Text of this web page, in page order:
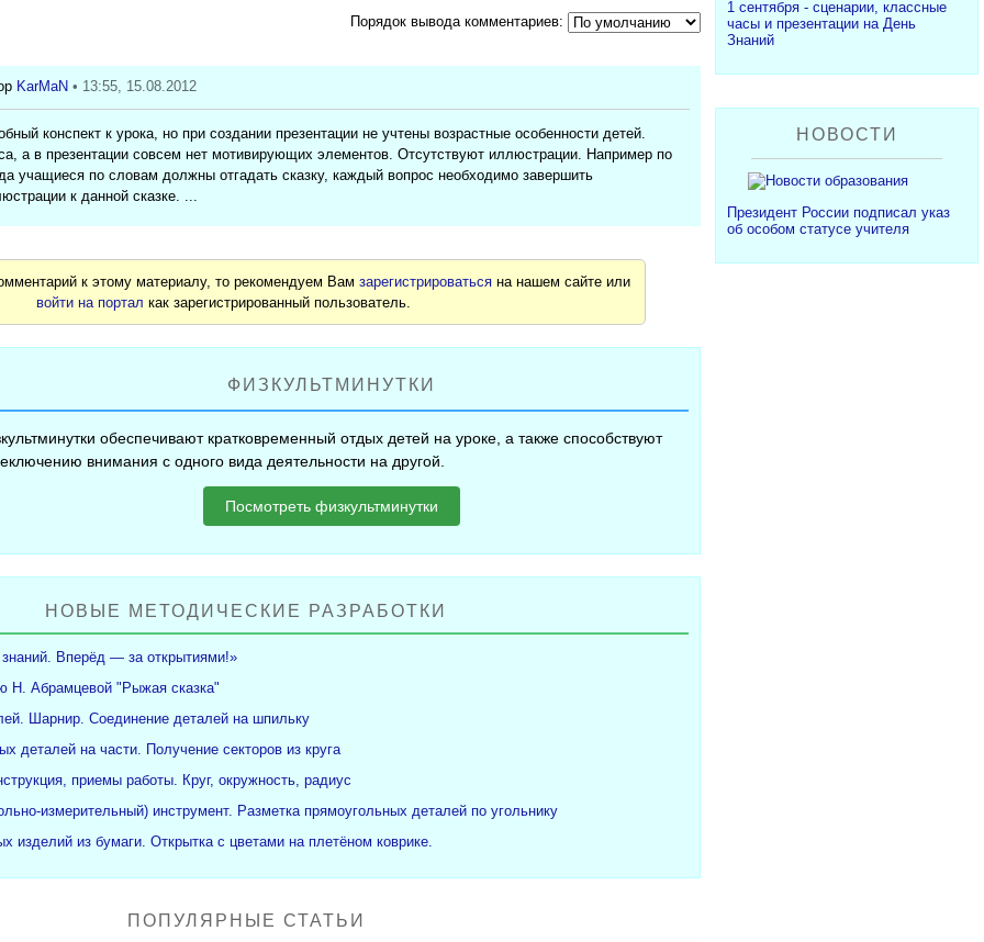
Порядок вывода комментариев:
KarMaN • 13:55, 15.08.2012
конспект к урока, но при создании презентации не учтены возрастные особенности детей.
а в презентации совсем нет мотивирующих элементов. Отсутствуют иллюстрации. Например по
учащиеся по словам должны отгадать сказку, каждый вопрос необходимо завершить
к данной сказке. ...
к этому материалу, то рекомендуем Вамзарегистрироваться на нашем сайте или
войти на портал как зарегистрированный пользователь.
ФИЗКУЛЬТМИНУТКИ
обеспечивают кратковременный отдых детей на уроке, а также способствуют
внимания с одного вида деятельности на другой.
Посмотреть физкультминутки
НОВЫЕ МЕТОДИЧЕСКИЕ РАЗРАБОТКИ
Вперёд — за открытиями!»
Н. Абрамцевой "Рыжая сказка"
Шарнир. Соединение деталей на шпильку
деталей на части. Получение секторов из круга
приемы работы. Круг, окружность, радиус
измерительный) инструмент. Разметка прямоугольных деталей по угольнику
изделий из бумаги. Открытка с цветами на плетёном коврике.
ПОПУЛЯРНЫЕ СТАТЬИ
1 сентября - сценарии, классные
часы и презентации на День
Знаний
НОВОСТИ
Президент России подписал указ
об особом статусе учителя